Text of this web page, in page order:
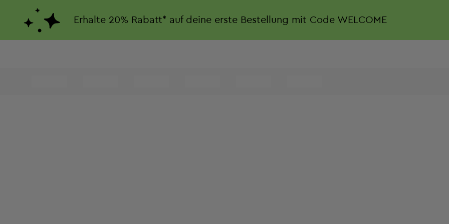
Erhalte 20% Rabatt* auf deine erste Bestellung mit Code WELCOME